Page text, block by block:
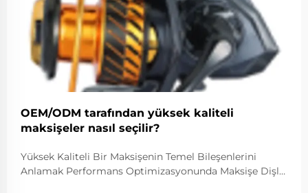
OEM/ODM tarafından yüksek kaliteli
maksişeler nasıl seçilir?
Yüksek Kaliteli Bir Maksişenin Temel Bileşenlerini
Anlamak Performans Optimizasyonunda Maksişe Dişli